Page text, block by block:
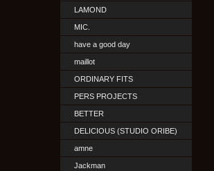
LAMOND
MIC.
have a good day
maillot
ORDINARY FITS
PERS PROJECTS
BETTER
DELICIOUS (STUDIO ORIBE)
amne
Jackman